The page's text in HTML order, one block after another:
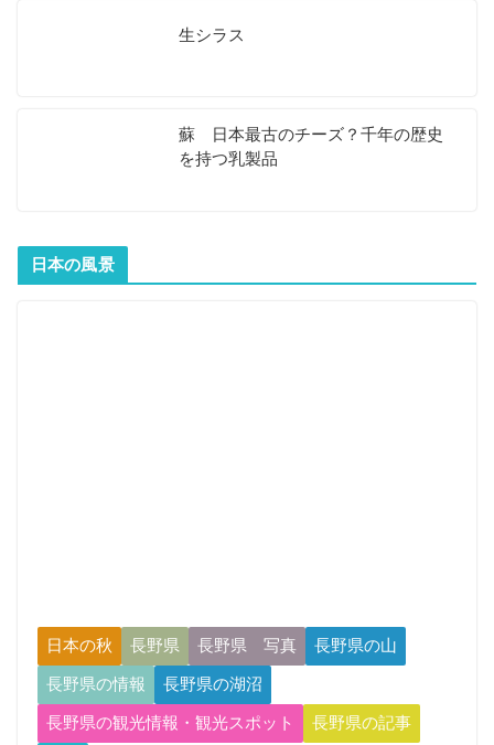
生シラス
蘇 日本最古のチーズ？千年の歴史
を持つ乳製品
日本の風景
日本の秋 長野県 長野県 写真
長野県の山
長野県の情報
長野県の湖沼
長野県の観光情報・観光スポット
長野県の記事